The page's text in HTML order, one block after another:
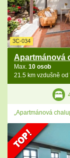
3C-034
Apartmánová
Max. 10 osob
21.5 km vzdušně od
„Apartmánová